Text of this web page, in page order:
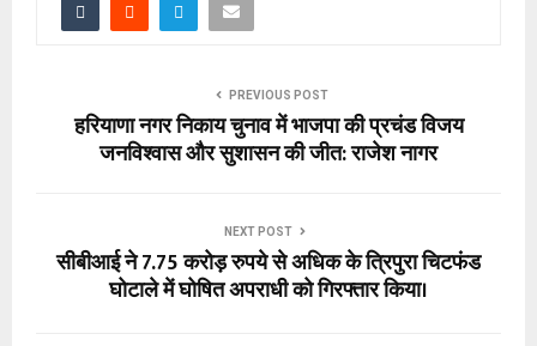
PREVIOUS POST
हरियाणा नगर निकाय चुनाव में भाजपा की प्रचंड विजय
जनविश्वास और सुशासन की जीत: राजेश नागर
NEXT POST
सीबीआई ने 7.75 करोड़ रुपये से अधिक के त्रिपुरा चिटफंड
घोटाले में घोषित अपराधी को गिरफ्तार किया।